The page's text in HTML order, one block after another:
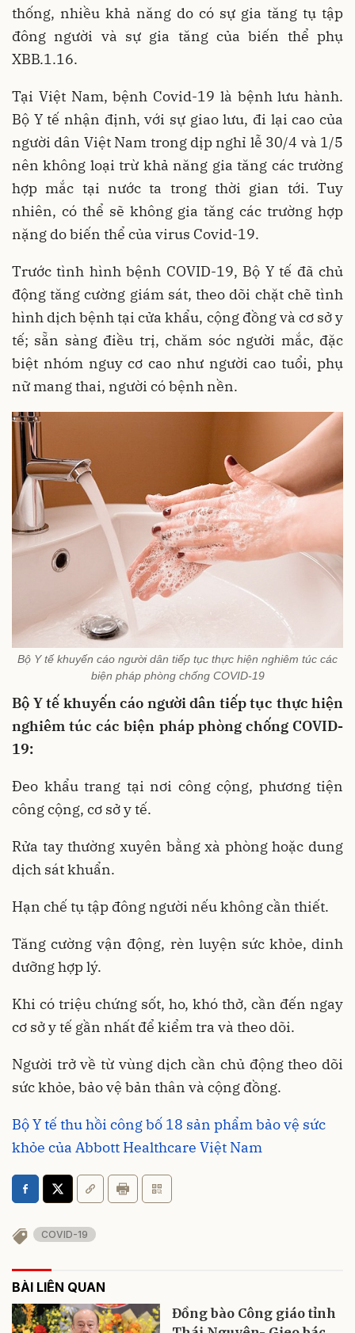
thống, nhiều khả năng do có sự gia tăng tụ tập
đông người và sự gia tăng của biến thể phụ
XBB.1.16.
Tại Việt Nam, bệnh Covid-19 là bệnh lưu hành.
Bộ Y tế nhận định, với sự giao lưu, đi lại cao của
người dân Việt Nam trong dịp nghỉ lễ 30/4 và 1/5
nên không loại trừ khả năng gia tăng các trường
hợp mắc tại nước ta trong thời gian tới. Tuy
nhiên, có thể sẽ không gia tăng các trường hợp
nặng do biến thể của virus Covid-19.
Trước tình hình bệnh COVID-19, Bộ Y tế đã chủ
động tăng cường giám sát, theo dõi chặt chẽ tình
hình dịch bệnh tại cửa khẩu, cộng đồng và cơ sở y
tế; sẵn sàng điều trị, chăm sóc người mắc, đặc
biệt nhóm nguy cơ cao như người cao tuổi, phụ
nữ mang thai, người có bệnh nền.
Bộ Y tế khuyến cáo người dân tiếp tục thực hiện nghiêm túc các
biện pháp phòng chống COVID-19
Bộ Y tế khuyến cáo người dân tiếp tục thực hiện
nghiêm túc các biện pháp phòng chống COVID-
19:
Đeo khẩu trang tại nơi công cộng, phương tiện
công cộng, cơ sở y tế.
Rửa tay thường xuyên bằng xà phòng hoặc dung
dịch sát khuẩn.
Hạn chế tụ tập đông người nếu không cần thiết.
Tăng cường vận động, rèn luyện sức khỏe, dinh
dưỡng hợp lý.
Khi có triệu chứng sốt, ho, khó thở, cần đến ngay
cơ sở y tế gần nhất để kiểm tra và theo dõi.
Người trở về từ vùng dịch cần chủ động theo dõi
sức khỏe, bảo vệ bản thân và cộng đồng.
Bộ Y tế thu hồi công bố 18 sản phẩm bảo vệ sức
khỏe của Abbott Healthcare Việt Nam
COVID-19
BÀI LIÊN QUAN
Đồng bào Công giáo tỉnh